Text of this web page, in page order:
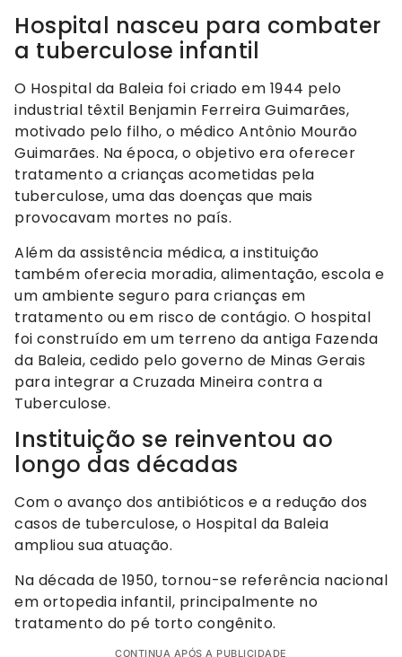
Hospital nasceu para combater
a tuberculose infantil
O Hospital da Baleia foi criado em 1944 pelo
industrial têxtil Benjamin Ferreira Guimarães,
motivado pelo filho, o médico Antônio Mourão
Guimarães. Na época, o objetivo era oferecer
tratamento a crianças acometidas pela
tuberculose, uma das doenças que mais
provocavam mortes no país.
Além da assistência médica, a instituição
também oferecia moradia, alimentação, escola e
um ambiente seguro para crianças em
tratamento ou em risco de contágio. O hospital
foi construído em um terreno da antiga Fazenda
da Baleia, cedido pelo governo de Minas Gerais
para integrar a Cruzada Mineira contra a
Tuberculose.
Instituição se reinventou ao
longo das décadas
Com o avanço dos antibióticos e a redução dos
casos de tuberculose, o Hospital da Baleia
ampliou sua atuação.
Na década de 1950, tornou-se referência nacional
em ortopedia infantil, principalmente no
tratamento do pé torto congênito.
CONTINUA APÓS A PUBLICIDADE